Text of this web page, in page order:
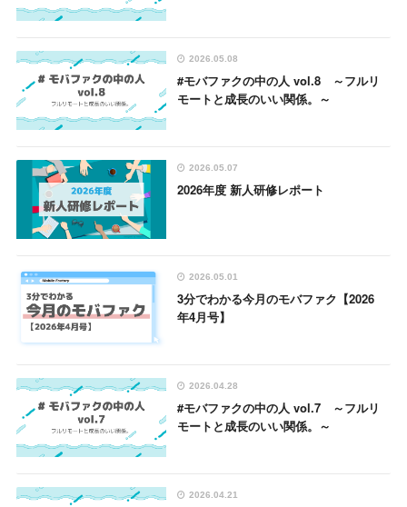
2026.05.08
#モバファクの中の人 vol.8 ～フルリ
モートと成長のいい関係。～
2026.05.07
2026年度 新人研修レポート
2026.05.01
3分でわかる今月のモバファク【2026
年4月号】
2026.04.28
#モバファクの中の人 vol.7 ～フルリ
モートと成長のいい関係。～
2026.04.21